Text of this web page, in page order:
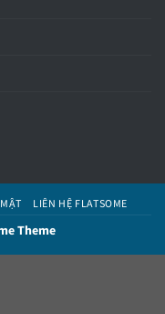
LIÊN HỆ FLATSOME
Theme